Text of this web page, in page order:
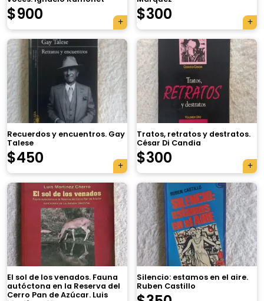
$900 $300
Recuerdos y encuentros. Gay
Talese
$450
Tratos, retratos y destratos.
César Di Candia
$300
El sol de los venados. Fauna
autóctona en la Reserva del
Cerro Pan de Azúcar. Luis
Silencio: estamos en el aire.
Ruben Castillo